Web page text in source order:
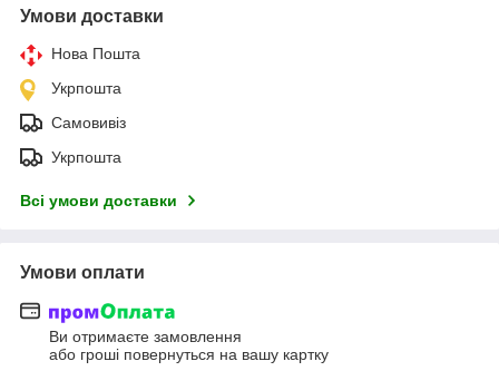
Умови доставки
Нова Пошта
Укрпошта
Самовивіз
Укрпошта
Всі умови доставки
Умови оплати
Ви отримаєте замовлення
або гроші повернуться на вашу картку